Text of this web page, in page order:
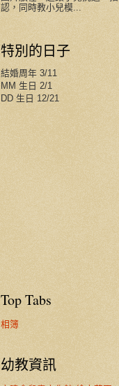
認，同時教小兒模...
特別的日子
結婚周年 3/11
MM 生日 2/1
DD 生日 12/21
Top Tabs
相簿
幼教資訊